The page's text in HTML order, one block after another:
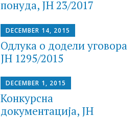
понуда, JН 23/2017
DECEMBER 14, 2015
Одлука о додели уговора
ЈН 1295/2015
DECEMBER 1, 2015
Конкурсна
документација, JН